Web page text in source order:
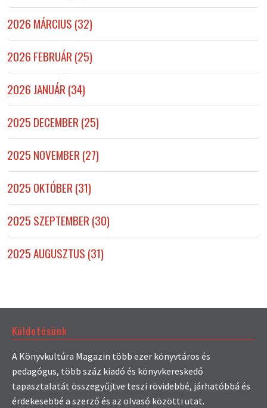
2026 MÁRCIUS (32)
2026 FEBRUÁR (25)
2026 JANUÁR (34)
2025 DECEMBER (25)
2025 NOVEMBER (27)
2025 OKTÓBER (31)
2025 SZEPTEMBER (30)
2025 AUGUSZTUS (31)
Küldetésünk
A Könyvkultúra Magazin több ezer könyvtáros és
pedagógus, több száz kiadó és könyvkereskedő
tapasztalatát összegyűjtve teszi rövidebbé, járhatóbbá és
érdekesebbé a szerző és az olvasó közötti utat.